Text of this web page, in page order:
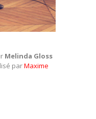
Melinda Gloss
parMaxime